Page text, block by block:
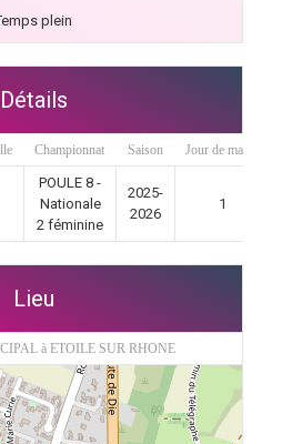
plein
Détails
Championnat Saison Jour de match
POULE 8 -
Nationale
2 féminine
2025-
2026
1
Lieu
à ETOILE SUR RHONE